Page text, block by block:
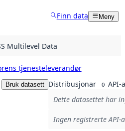
Finn data Meny
Multilevel Data
tjenesteleverandør
Bruk datasett Distribusjonar 0 API-
Dette datasettet har
Ingen registrerte